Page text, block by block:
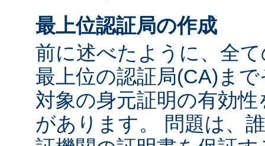
最上位認証局の作成
前に述べたように、全
最上位の認証局(CA)ま
対象の身元証明の有効
があります。 問題は、